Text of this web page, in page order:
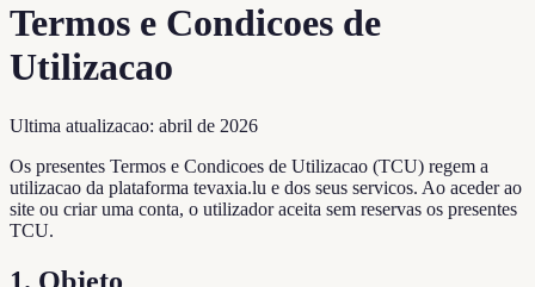
Termos e Condicoes de
Utilizacao
Ultima atualizacao: abril de 2026
Os presentes Termos e Condicoes de Utilizacao (TCU) regem a
utilizacao da plataforma tevaxia.lu e dos seus servicos. Ao aceder ao
site ou criar uma conta, o utilizador aceita sem reservas os presentes
TCU.
1. Objeto